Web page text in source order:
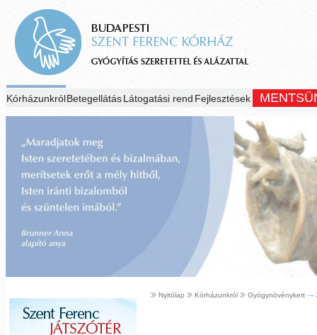
KórházunkrólBetegellátásLátogatási rend Fejlesztések
Nyitólap Kórházunkról Gyógynövénykert